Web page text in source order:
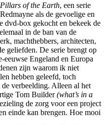
Pillars of the Earth, een serie
als de gevoelige en
dvd-box gekocht en bekeek de
in de ban van de
machthebbers, architecten,
geliefden. De serie brengt op
eeuwse Engeland en Europa
zijn waarom ik niet
hebben geleefd, toch
de verbeelding. Alleen al het
Tom Builder(what’s in a
de zorg voor een project
einde kan brengen. Hoe mooi